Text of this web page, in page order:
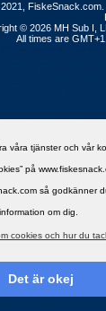
våra tjänster och vår
på
så godkänner
om dig.
cookies och hur du
Det är okej
© 2026 MH Sub I,
All times are